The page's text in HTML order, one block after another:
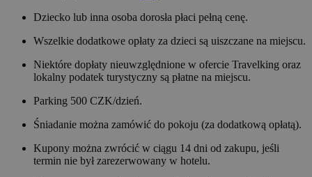
Dziecko lub inna osoba dorosła płaci pełną cenę.
Wszelkie dodatkowe opłaty za dzieci są uiszczane na miejscu.
Niektóre dopłaty nieuwzględnione w ofercie Travelking oraz
lokalny podatek turystyczny są płatne na miejscu.
Parking 500 CZK/dzień.
Śniadanie można zamówić do pokoju (za dodatkową opłatą).
Kupony można zwrócić w ciągu 14 dni od zakupu, jeśli
termin nie był zarezerwowany w hotelu.